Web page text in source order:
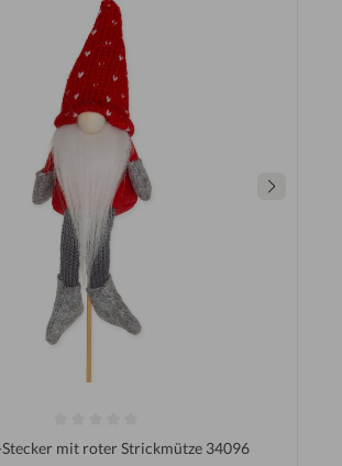
mit roter Strickmütze 34096